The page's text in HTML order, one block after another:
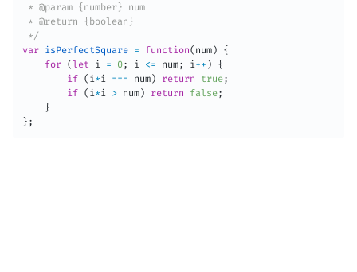
* @param {number} num
* @return {boolean}
*/
var isPerfectSquare = function( num )
{
for (let i = 0; i <= num; i++ )
{
if ( i*i === num ) return true;
if ( i*i > num ) return false;
}
} ;